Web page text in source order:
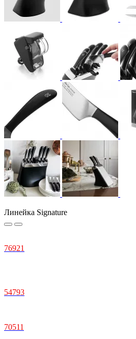
Линейка Signature
76921
54793
70511